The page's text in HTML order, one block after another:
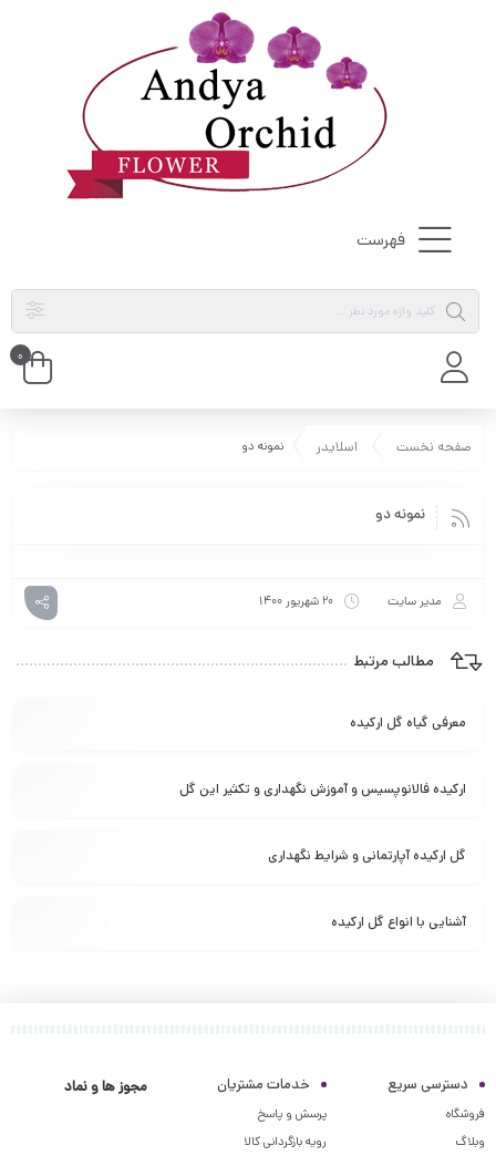
فهرست
0
صفحه نخست اسلایدر نمونه دو
نمونه دو
مدیر سایت ۲۰ شهریور ۱۴۰۰
مطالب مرتبط
معرفی گیاه گل ارکیده
ارکیده فالانوپسیس و آموزش نگهداری و تکثیر این گل
گل ارکیده آپارتمانی و شرایط نگهداری
آشنایی با انواع گل ارکیده
دسترسی سریع
فروشگاه
وبلاگ
خدمات مشتریان
پرسش و پاسخ
رویه بازگردانی کالا
مجوز ها و نماد